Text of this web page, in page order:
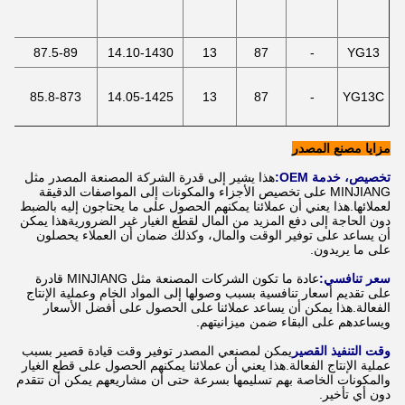
YG13
-
87
13
14.10-1430
87.5-89
YG13C
-
87
13
14.05-1425
85.8-873
مزايا مصنع المصدر
تخصيص، خدمة OEM:
هذا يشير إلى قدرة الشركة المصنعة المصدر مثل
MINJIANG على تخصيص الأجزاء والمكونات إلى المواصفات الدقيقة
لعملائها.هذا يعني أن عملائنا يمكنهم الحصول على ما يحتاجون إليه بالضبط
دون الحاجة إلى دفع المزيد من المال لقطع الغيار غير الضروريةهذا يمكن
أن يساعد على توفير الوقت والمال، وكذلك ضمان أن العملاء يحصلون
على ما يريدون.
سعر تنافسي:
عادة ما تكون الشركات المصنعة مثل MINJIANG قادرة
على تقديم أسعار تنافسية بسبب وصولها إلى المواد الخام وعملية الإنتاج
الفعالة.هذا يمكن أن يساعد عملائنا على الحصول على أفضل الأسعار
ويساعدهم على البقاء ضمن ميزانيتهم.
وقت التنفيذ القصير يمكن لمصنعي المصدر توفير وقت قيادة قصير بسبب
عملية الإنتاج الفعالة.هذا يعني أن عملائنا يمكنهم الحصول على قطع الغيار
والمكونات الخاصة بهم تسليمها بسرعة حتى أن مشاريعهم يمكن أن تتقدم
دون أي تأخير.